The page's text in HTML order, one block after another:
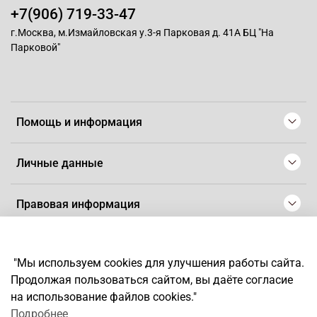
волос и защищают их от негативного влияния
факторов внешней среды.
Произведено в Польше.
Помощь и информация
Личные данные
Правовая информация
+7(906) 719-33-47
г.Москва, м.Измайловская у.3-я Парковая д. 41А БЦ "На
Парковой"
*Любое использование контента без письменного разрешения
запрещено
"Мы используем cookies для улучшения работы сайта.
Продолжая пользоваться сайтом, вы даёте согласие
на использование файлов cookies."
Подробнее